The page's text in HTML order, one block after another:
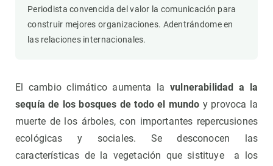
Periodista convencida del valor la comunicación para
construir mejores organizaciones. Adentrándome en
las relaciones internacionales.
El cambio climático aumenta lavulnerabilidad a la
sequía de los bosques de todo el mundo y provoca la
muerte de los árboles, con importantes repercusiones
ecológicas y sociales. Se desconocen las
características de la vegetación que sistituye a los